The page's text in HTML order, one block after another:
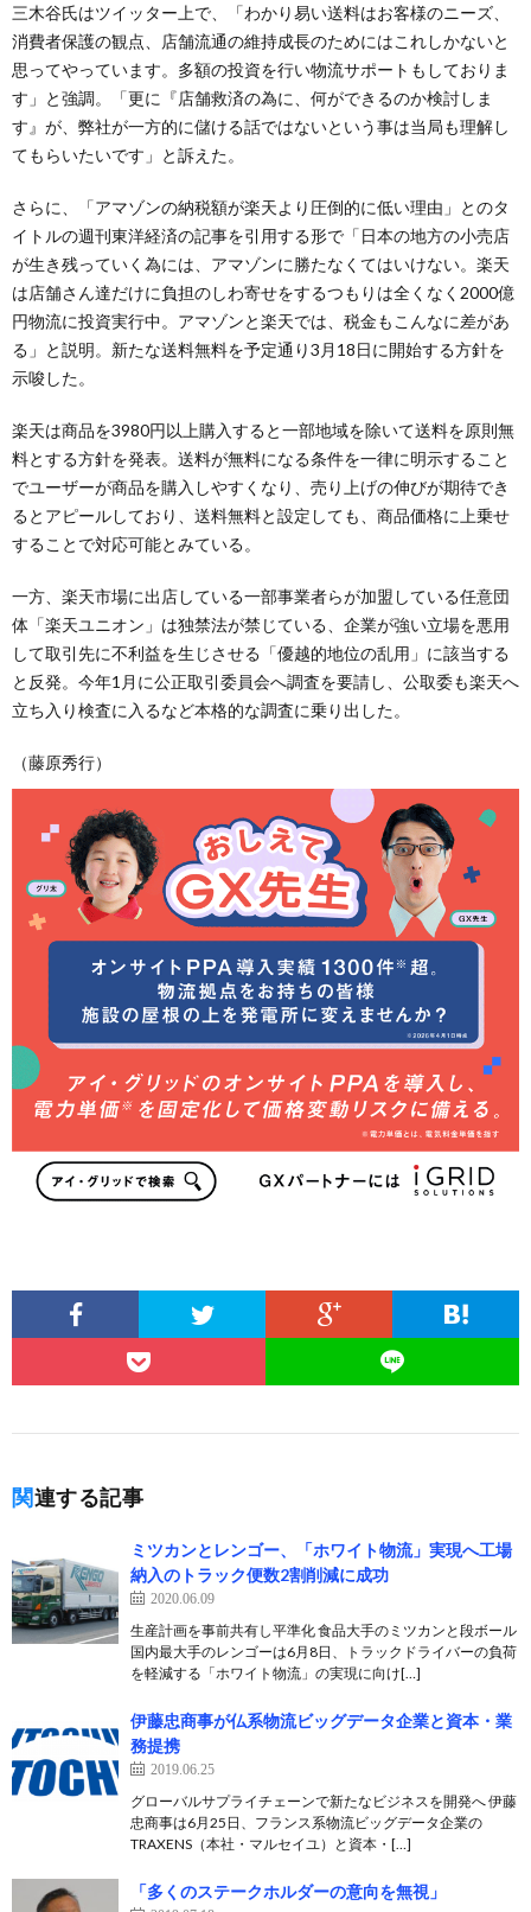
三木谷氏はツイッター上で、「わかり易い送料はお客様のニーズ、
消費者保護の観点、店舗流通の維持成長のためにはこれしかないと
思ってやっています。多額の投資を行い物流サポートもしておりま
す」と強調。「更に『店舗救済の為に、何ができるのか検討しま
す』が、弊社が一方的に儲ける話ではないという事は当局も理解し
てもらいたいです」と訴えた。
さらに、「アマゾンの納税額が楽天より圧倒的に低い理由」とのタ
イトルの週刊東洋経済の記事を引用する形で「日本の地方の小売店
が生き残っていく為には、アマゾンに勝たなくてはいけない。楽天
は店舗さん達だけに負担のしわ寄せをするつもりは全くなく2000億
円物流に投資実行中。アマゾンと楽天では、税金もこんなに差があ
る」と説明。新たな送料無料を予定通り3月18日に開始する方針を
示唆した。
楽天は商品を3980円以上購入すると一部地域を除いて送料を原則無
料とする方針を発表。送料が無料になる条件を一律に明示すること
でユーザーが商品を購入しやすくなり、売り上げの伸びが期待でき
るとアピールしており、送料無料と設定しても、商品価格に上乗せ
することで対応可能とみている。
一方、楽天市場に出店している一部事業者らが加盟している任意団
体「楽天ユニオン」は独禁法が禁じている、企業が強い立場を悪用
して取引先に不利益を生じさせる「優越的地位の乱用」に該当する
と反発。今年1月に公正取引委員会へ調査を要請し、公取委も楽天へ
立ち入り検査に入るなど本格的な調査に乗り出した。
（藤原秀行）
関連する記事
ミツカンとレンゴー、「ホワイト物流」実現へ工場
納入のトラック便数2割削減に成功
2020.06.09
生産計画を事前共有し平準化 食品大手のミツカンと段ボール
国内最大手のレンゴーは6月8日、トラックドライバーの負荷
を軽減する「ホワイト物流」の実現に向け[…]
伊藤忠商事が仏系物流ビッグデータ企業と資本・業
務提携
2019.06.25
グローバルサプライチェーンで新たなビジネスを開発へ 伊藤
忠商事は6月25日、フランス系物流ビッグデータ企業の
TRAXENS（本社・マルセイユ）と資本・[…]
「多くのステークホルダーの意向を無視」